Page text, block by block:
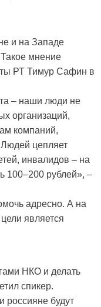
и на Западе
мнение
РТ Тимур Сафин в
– наши люди не
организаций,
компаний,
цепляет
инвалидов – на
100–200 рублей», –
адресно. А на
является
НКО и делать
спикер.
россияне будут